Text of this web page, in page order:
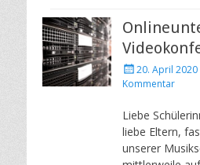
Veröffentlicht
am
20. April 2020
Kommentar
Liebe
liebe Eltern,
unserer